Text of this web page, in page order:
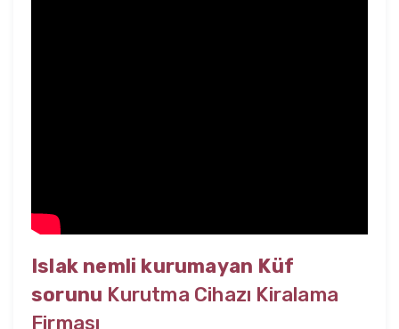
Islak nemli kurumayan Küf
sorunu Kurutma Cihazı Kiralama
Firması